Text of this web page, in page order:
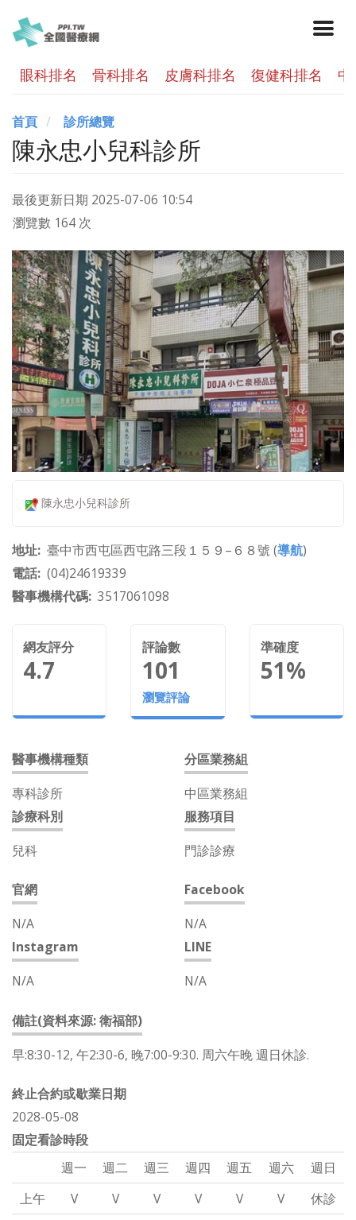
眼科排名 骨科排名 皮膚科排名 復健科排名
首頁 診所總覽
陳永忠小兒科診所
最後更新日期 2025-07-06 10:54
瀏覽數 164 次
陳永忠小兒科診所
地址 臺中市西屯區西屯路三段１５９–６８號 (導航)
電話 (04)24619339
醫事機構代碼 3517061098
網友評分
4.7
評論數
101
瀏覽評論
準確度
51%
醫事機構種類
專科診所
分區業務組
中區業務組
診療科別
兒科
服務項目
門診診療
官網
N/A
Facebook
N/A
Instagram
N/A
LINE
N/A
備註(資料來源: 衛福部)
早:8:30-12, 午2:30-6, 晚7:00-9:30. 周六午晚 週日休診.
終止合約或歇業日期
2028-05-08
固定看診時段
週一
週二 週三 週四 週五 週六
週日
上午
V V V V V V
休診